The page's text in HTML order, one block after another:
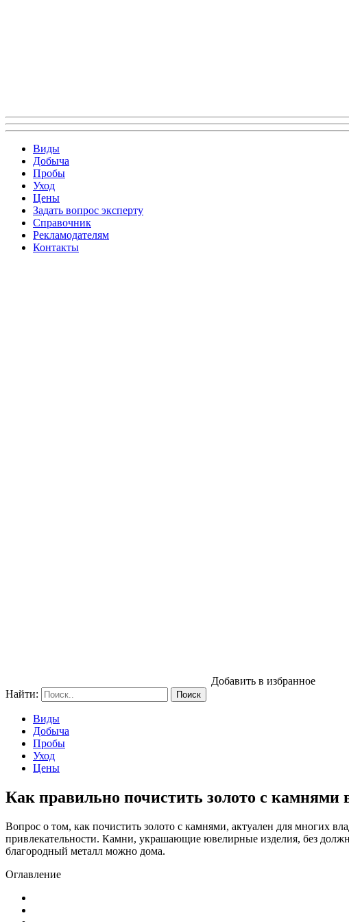
Виды
Добыча
Пробы
Уход
Цены
Задать вопрос эксперту
Справочник
Рекламодателям
Контакты
Добавить в избранное
Найти:
Виды
Добыча
Пробы
Уход
Цены
Как правильно почистить золото с камнями
Вопрос о том, как почистить золото с камнями, актуален для многих
привлекательности. Камни, украшающие ювелирные изделия, без
благородный металл можно дома.
Оглавление